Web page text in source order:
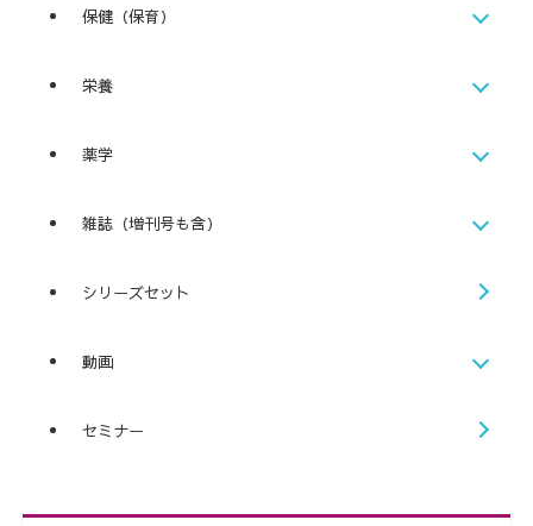
保健（保育）
栄養
薬学
雑誌（増刊号も含）
シリーズセット
動画
セミナー